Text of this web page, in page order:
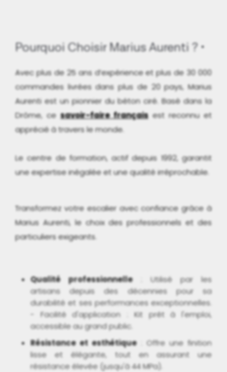
Pourquoi Choisir Marius Aurenti ?
Avec plus de 25 ans d’expérience et plus de 30 000
commandes livrées dans plus de 20 pays, Marius
Aurenti est un pionnier du béton ciré. Basé dans la
Drôme, cesavoir-faire françaisest reconnu et
apprécié à travers le monde.
Le centre de formation, actif depuis 1992, garantit
une expertise inégalée et une qualité irréprochable.
Transformez votre escalier avec confiance grâce à
Marius Aurenti, le choix des professionnels et des
particuliers exigeants.
Qualité professionnelle: Utilisé par les
artisans depuis des décennies pour sa
durabilité et ses performances exceptionnelles.
- Facilité d'application : Kit prêt à l'emploi,
accessible au grand public.
Résistance et esthétique: Offre une finition
lisse et élégante, tout en assurant une
résistance élevée (jusqu'à 44 MPa).